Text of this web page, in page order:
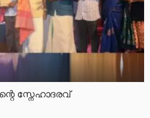
സ്നേഹാദരവ്